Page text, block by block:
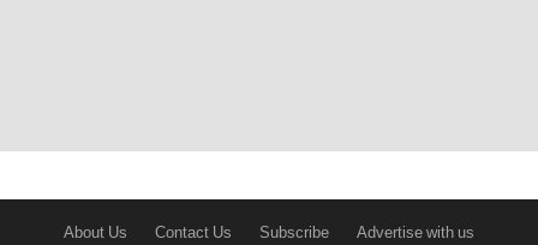
About Us Contact Us Subscribe
Advertise with us